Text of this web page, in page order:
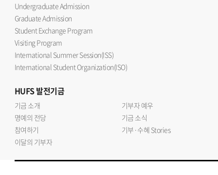
Undergraduate Admission
Graduate Admission
Student Exchange Program
Visiting Program
International Summer Session(ISS)
International Student Organization(ISO)
HUFS발전기금
기금 소개
기부자 예우
명예의 전당
기금 소식
참여하기
기부·수혜 Stories
이달의 기부자